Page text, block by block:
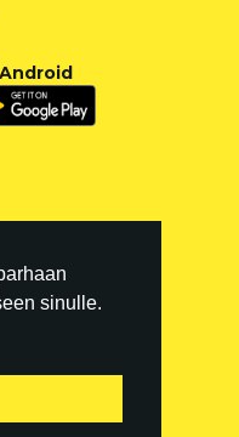
sinulle.
Android